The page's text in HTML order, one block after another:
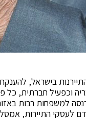
והתיירנות בישראל,
וכפעיל חברתית,
למשפחות רבות
לעסקי התיירות,